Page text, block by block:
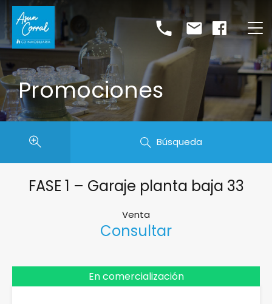
Promociones
Búsqueda
FASE 1 – Garaje planta baja 33
Venta
Consultar
En comercialización